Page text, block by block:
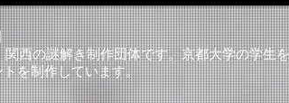
関西の謎解き制作団体です。京都大学の学生を
を制作しています。